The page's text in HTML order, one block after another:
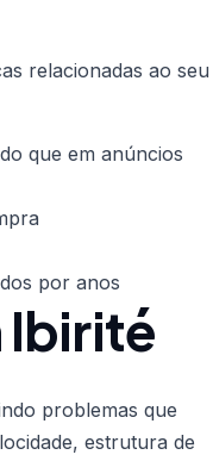
relacionadas ao seu
que em anúncios
por anos
Ibirité
problemas que
estrutura de